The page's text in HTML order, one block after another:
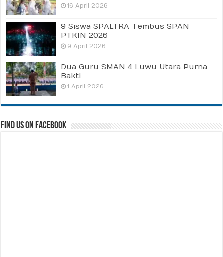
16 April 2026
9 Siswa SPALTRA Tembus SPAN
PTKIN 2026
9 April 2026
Dua Guru SMAN 4 Luwu Utara Purna
Bakti
1 April 2026
Find us on Facebook